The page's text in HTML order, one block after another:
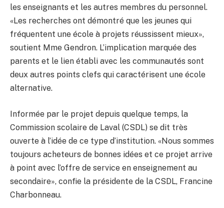
les enseignants et les autres membres du personnel.
«Les recherches ont démontré que les jeunes qui
fréquentent une école à projets réussissent mieux»,
soutient Mme Gendron. L’implication marquée des
parents et le lien établi avec les communautés sont
deux autres points clefs qui caractérisent une école
alternative.
Informée par le projet depuis quelque temps, la
Commission scolaire de Laval (CSDL) se dit très
ouverte à l’idée de ce type d’institution. «Nous sommes
toujours acheteurs de bonnes idées et ce projet arrive
à point avec l’offre de service en enseignement au
secondaire», confie la présidente de la CSDL, Francine
Charbonneau.